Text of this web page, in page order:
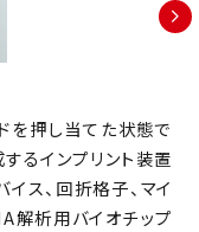
を押し当てた状態で
るインプリント装置
ス、回折格子、マイ
解析用バイオチップ